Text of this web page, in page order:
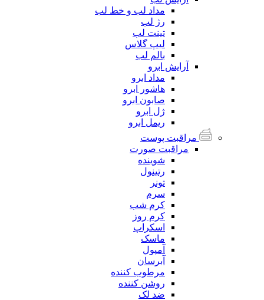
مداد لب و خط لب
رژ لب
تینت لب
لیپ گلاس
بالم لب
آرایش ابرو
مداد ابرو
هاشور ابرو
صابون ابرو
ژل ابرو
ریمل ابرو
مراقبت پوست
مراقبت صورت
شوینده
رتینول
تونر
سرم
کرم شب
کرم روز
اسکراپ
ماسک
آمپول
آبرسان
مرطوب کننده
روشن کننده
ضد لک